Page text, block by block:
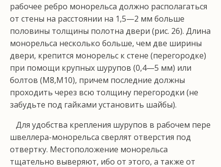
рабочее ребро монорельса должно располагаться
от стены на расстоянии на 1,5—2 мм больше
половины толщи­ны полотна двери (рис. 26). Длина
монорельса не­сколько больше, чем две ширины
двери, крепится монорельс к стене (перего­родке)
при помощи круп­ных шурупов (0,4—5 мм) или
болтов (М8,М10), причем последние должны
проходить через всю тол­щину перегородки (не
за­будьте под гайками устано­вить шайбы).
Для удобства крепления шурупов в рабочем пере
швеллера-монорельса свер­лят отверстия под
отвертку. Местоположение монорельса
тщательно выверя­ют, ибо от этого, а также от